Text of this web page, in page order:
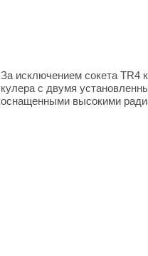
За исключением сокета TR4
кулера с двумя
оснащенными высокими